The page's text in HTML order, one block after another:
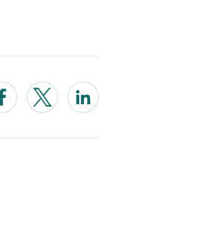
Opens in a new window
Opens in a new window
Opens in a new window